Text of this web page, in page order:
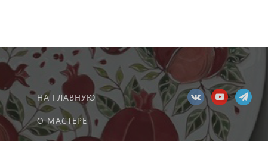
НА ГЛАВНУЮ
О МАСТЕРЕ